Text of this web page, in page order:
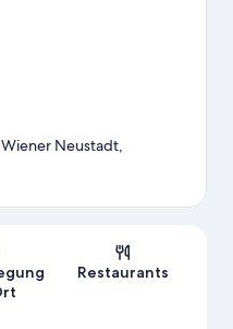
Neustadt,
Restaurants